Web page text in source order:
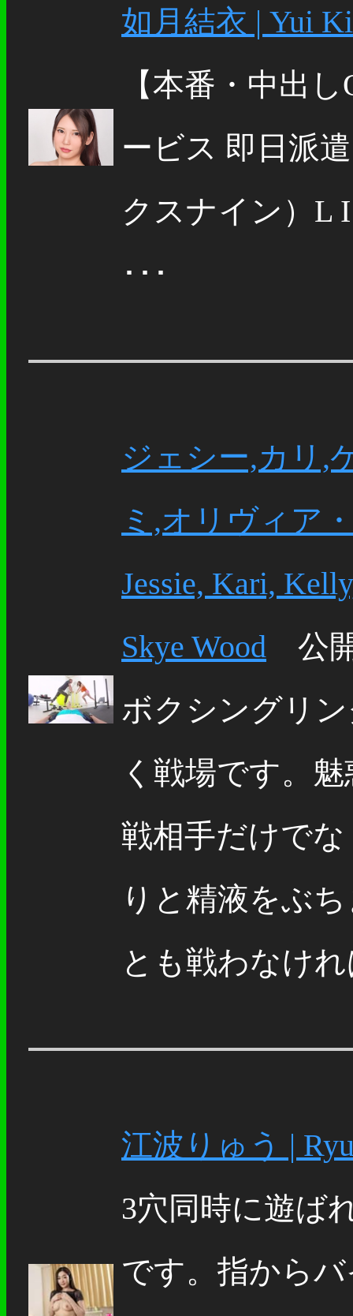
如月結衣 | Yui
【本番・中出
ービス 即日派
クスナイン）L I
･･･
ジェシー,カリ,
ミ,オリヴィア
Jessie, Kari,
Skye Wood 公
ボクシングリ
く戦場です。
戦相手だけで
りと精液をぶ
とも戦わなけ
江波りゅう |
3穴同時に遊ば
です。指から